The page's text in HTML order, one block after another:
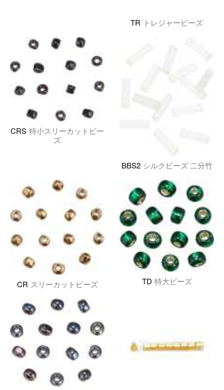
TR トレジャービーズ
CRS 特小スリーカットビー
ズ
BBS2 シルクビーズ 二分竹
CR スリーカットビーズ TD 特大ビーズ